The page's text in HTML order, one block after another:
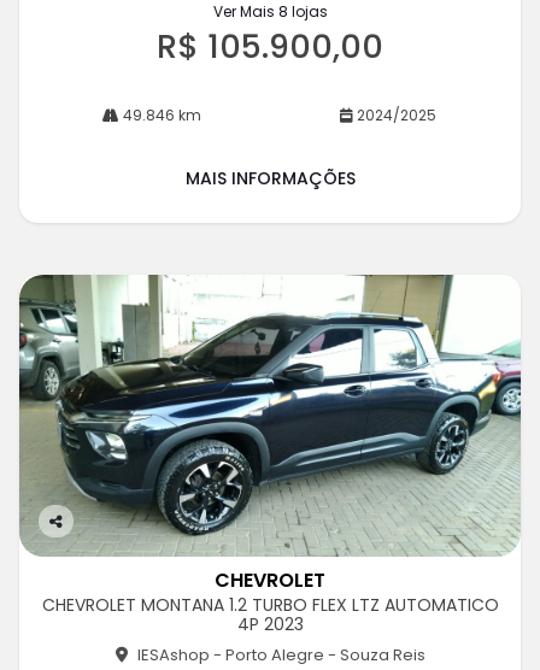
Ver Mais 8 lojas
R$ 105.900,00
49.846 km 2024/2025
MAIS INFORMAÇÕES
Co
rtil
CHEVROLET
CHEVROLET MONTANA 1.2 TURBO FLEX LTZ AUTOMATICO
4P 2023
IESAshop - Porto Alegre - Souza Reis